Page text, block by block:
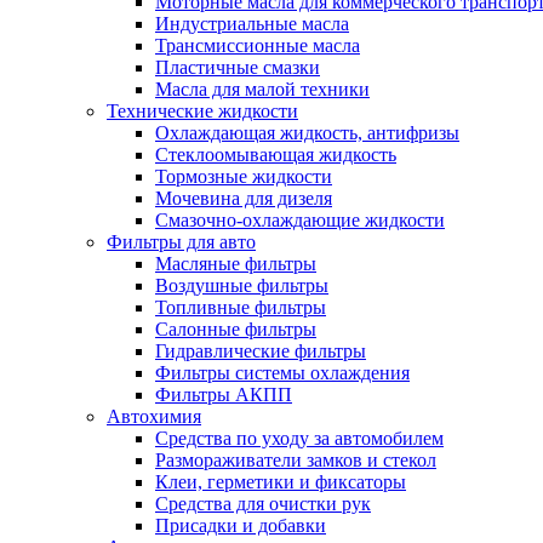
Индустриальные масла
Трансмиссионные масла
Пластичные смазки
Масла для малой техники
Технические жидкости
Охлаждающая жидкость, антифризы
Стеклоомывающая жидкость
Тормозные жидкости
Мочевина для дизеля
Смазочно-охлаждающие жидкости
Фильтры для авто
Масляные фильтры
Воздушные фильтры
Топливные фильтры
Салонные фильтры
Гидравлические фильтры
Фильтры системы охлаждения
Фильтры АКПП
Автохимия
Средства по уходу за автомобилем
Размораживатели замков и стекол
Клеи, герметики и фиксаторы
Средства для очистки рук
Присадки и добавки